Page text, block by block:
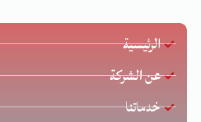
الرئيسية
عن الشركة
خدماتنا